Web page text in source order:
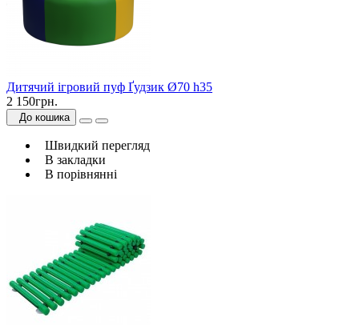
Дитячий ігровий пуф Ґудзик Ø70 h35
2 150грн.
До кошика
Швидкий перегляд
В закладки
В порівнянні